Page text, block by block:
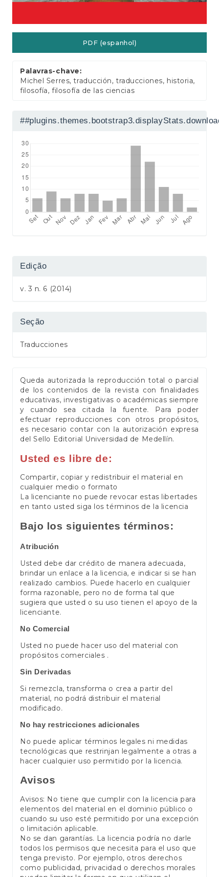
PDF (espanhol)
Palavras-chave:
Michel Serres, traducción, traducciones, historia,
filosofía, filosofía de las ciencias
Edição
v. 3 n. 6 (2014)
Seção
Traducciones
Queda autorizada la reproducción total o parcial
de los contenidos de la revista con finalidades
educativas, investigativas o académicas siempre
y cuando sea citada la fuente. Para poder
efectuar reproducciones con otros propósitos,
es necesario contar con la autorización expresa
del Sello Editorial Universidad de Medellín.
Usted es libre de:
Compartir, copiar y redistribuir el material en
cualquier medio o formato
La licenciante no puede revocar estas libertades
en tanto usted siga los términos de la licencia
Bajo los siguientes términos:
Atribución
Usted debe dar crédito de manera adecuada,
brindar un enlace a la licencia, e indicar si se han
realizado cambios. Puede hacerlo en cualquier
forma razonable, pero no de forma tal que
sugiera que usted o su uso tienen el apoyo de la
licenciante.
No Comercial
Usted no puede hacer uso del material con
propósitos comerciales .
Sin Derivadas
Si remezcla, transforma o crea a partir del
material, no podrá distribuir el material
modificado.
No hay restricciones adicionales
No puede aplicar términos legales ni medidas
tecnológicas que restrinjan legalmente a otras a
hacer cualquier uso permitido por la licencia.
Avisos
Avisos: No tiene que cumplir con la licencia para
elementos del material en el dominio público o
cuando su uso esté permitido por una excepción
o limitación aplicable.
No se dan garantías. La licencia podría no darle
todos los permisos que necesita para el uso que
tenga previsto. Por ejemplo, otros derechos
como publicidad, privacidad o derechos morales